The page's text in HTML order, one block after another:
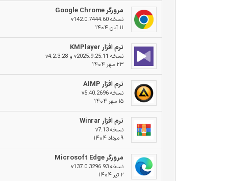
مرورگر Google Chrome
نسخه v142.0.7444.60
۱۱ آبان ۱۴۰۴
نرم افزار KMPlayer
نسخه v2025.9.25.11 و v4.2.3.28
۲۳ مهر ۱۴۰۴
نرم افزار AIMP
نسخه v5.40.2696
۱۵ مهر ۱۴۰۴
نرم افزار Winrar
نسخه v7.13
۹ مرداد ۱۴۰۴
مرورگر Microsoft Edge
نسخه v137.0.3296.93
۲ تیر ۱۴۰۴